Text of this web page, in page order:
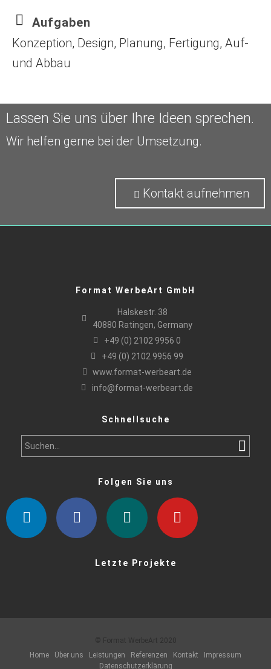
Aufgaben
Konzeption, Design, Planung, Fertigung, Auf-
und Abbau
Lassen Sie uns über Ihre Ideen sprechen.
Wir helfen gerne bei der Umsetzung.​
Kontakt aufnehmen
Format WerbeArt GmbH
Halskestr. 38
40880 Ratingen, Germany
+49 (0) 2102 9956 0
+49 (0) 2102 9956 99
www.format-werbeart.de
info@format-werbeart.de
Schnellsuche
Folgen Sie uns
Letzte Projekte
© Format WerbeArt 2020
Home
Über uns Leistungen Referenzen Kontakt
Impressum
Datenschutzerklärung